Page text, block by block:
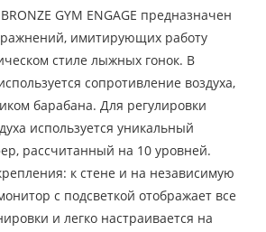
GYM ENGAGE предназначен
имитирующих работу
стиле лыжных гонок. В
сопротивление воздуха,
барабана. Для регулировки
используется уникальный
рассчитанный на 10 уровней.
к стене и на независимую
с подсветкой отображает все
и легко настраивается на